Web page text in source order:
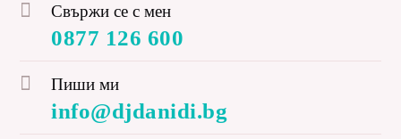
Свържи се с мен
0877 126 600
Пиши ми
info@djdanidi.bg